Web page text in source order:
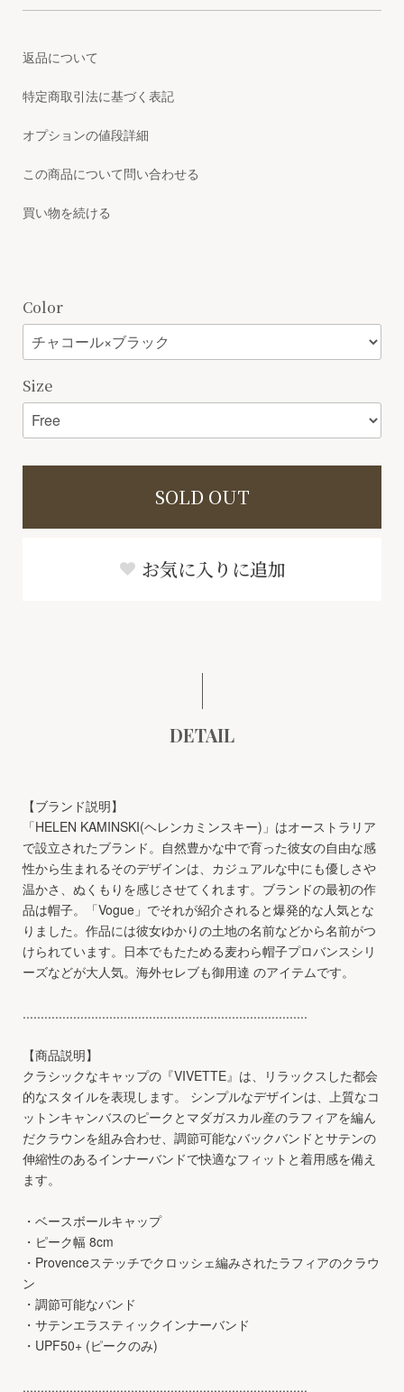
返品について
特定商取引法に基づく表記
オプションの値段詳細
この商品について問い合わせる
買い物を続ける
Color
Size
SOLD OUT
お気に入りに追加
DETAIL
【ブランド説明】
「HELEN KAMINSKI(ヘレンカミンスキー)」はオーストラリア
で設立されたブランド。自然豊かな中で育った彼女の自由な感
性から生まれるそのデザインは、カジュアルな中にも優しさや
温かさ、ぬくもりを感じさせてくれます。ブランドの最初の作
品は帽子。「Vogue」でそれが紹介されると爆発的な人気とな
りました。作品には彼女ゆかりの土地の名前などから名前がつ
けられています。日本でもたためる麦わら帽子プロバンスシリ
ーズなどが大人気。海外セレブも御用達 のアイテムです。
...............................................................................
【商品説明】
クラシックなキャップの『VIVETTE』は、リラックスした都会
的なスタイルを表現します。 シンプルなデザインは、上質なコ
ットンキャンバスのピークとマダガスカル産のラフィアを編ん
だクラウンを組み合わせ、調節可能なバックバンドとサテンの
伸縮性のあるインナーバンドで快適なフィットと着用感を備え
ます。
・ベースボールキャップ
・ピーク幅 8cm
・Provenceステッチでクロッシェ編みされたラフィアのクラウ
ン
・調節可能なバンド
・サテンエラスティックインナーバンド
・UPF50+ (ピークのみ)
...............................................................................